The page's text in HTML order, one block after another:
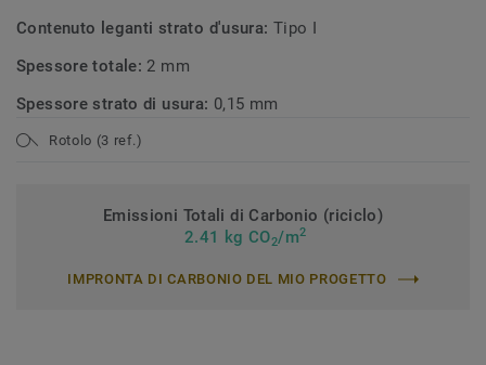
Contenuto leganti strato d'usura: Tipo I
Spessore totale: 2 mm
Spessore strato di usura: 0,15 mm
Rotolo (3 ref.)
Emissioni Totali di Carbonio (riciclo)
2.41 kg CO2/m2
IMPRONTA DI CARBONIO DEL MIO PROGETTO